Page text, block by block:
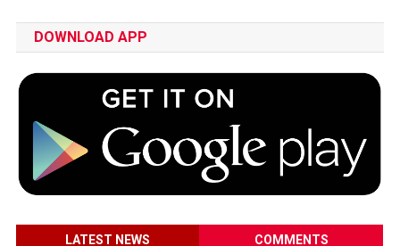
DOWNLOAD APP
LATEST NEWS COMMENTS